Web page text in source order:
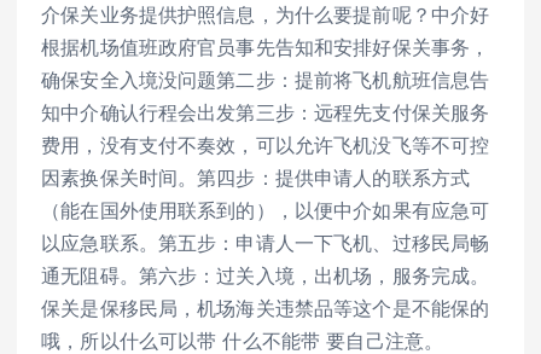
介保关业务提供护照信息，为什么要提前呢？中介好
根据机场值班政府官员事先告知和安排好保关事务，
确保安全入境没问题第二步：提前将飞机航班信息告
知中介确认行程会出发第三步：远程先支付保关服务
费用，没有支付不奏效，可以允许飞机没飞等不可控
因素换保关时间。第四步：提供申请人的联系方式
（能在国外使用联系到的），以便中介如果有应急可
以应急联系。第五步：申请人一下飞机、过移民局畅
通无阻碍。第六步：过关入境，出机场，服务完成。
保关是保移民局，机场海关违禁品等这个是不能保的
哦，所以什么可以带 什么不能带 要自己注意。